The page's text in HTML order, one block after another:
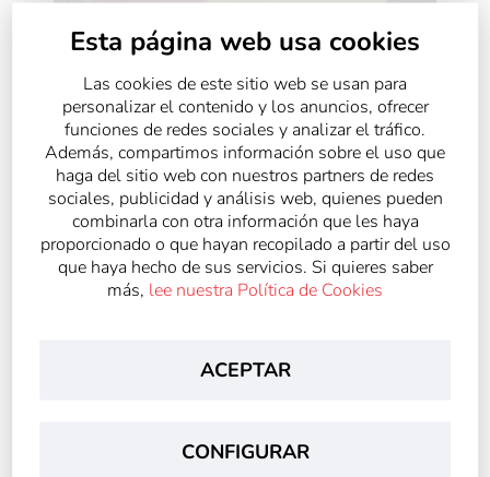
En este momento de incertidumbre, donde el ser humano
busca soluciones a una enfermedad tristemente extendida en
todo el mundo y que tanto dolor está causando, los niños
sintieron que habían hecho algo importante por los demás y
queel hecho de tener diez años, no es un impedimento
para aportar ideas útiles a la sociedad. Será algo que
perdurará en sus pensamientos y que enriquecerá el
crecimiento personal de estos niños a lo largo de sus vidas.
Para ver el reportaje completo de Telemadrid Noticias,
puedes hacerlo aquí: Telemadrid Noticias Colegio Gondomar
Si quieres conocer a los alumnos explicando el proceso de
Ha sido una experiencia fantástica e inolvidable para
todos, ¡ gracias Mar y Javier !
Esta página web usa cookies
Las cookies de este sitio web se usan para
personalizar el contenido y los anuncios, ofrecer
funciones de redes sociales y analizar el tráfico.
Además, compartimos información sobre el uso que
haga del sitio web con nuestros partners de redes
sociales, publicidad y análisis web, quienes pueden
combinarla con otra información que les haya
proporcionado o que hayan recopilado a partir del uso
que haya hecho de sus servicios. Si quieres saber
más, lee nuestra Política de Cookies
ACEPTAR
CONFIGURAR